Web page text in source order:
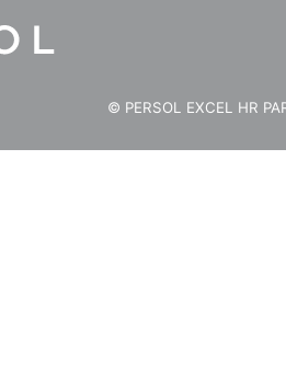
© PERSOL EXCEL HR